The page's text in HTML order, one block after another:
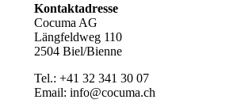
Kontaktadresse
Cocuma AG
Längfeldweg 110
2504 Biel/Bienne
​Tel.: +41 32 341 30 07
Email: info@cocuma.ch